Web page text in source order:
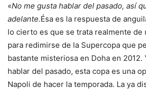
«No me gusta hablar del pasado, así
adelante.Ésa es la respuesta de
lo cierto es que se trata realmente de
para redimirse de la Supercopa que
bastante misteriosa en Doha en 2012.
hablar del pasado, esta copa es una
Napoli de hacer la temporada. La ya